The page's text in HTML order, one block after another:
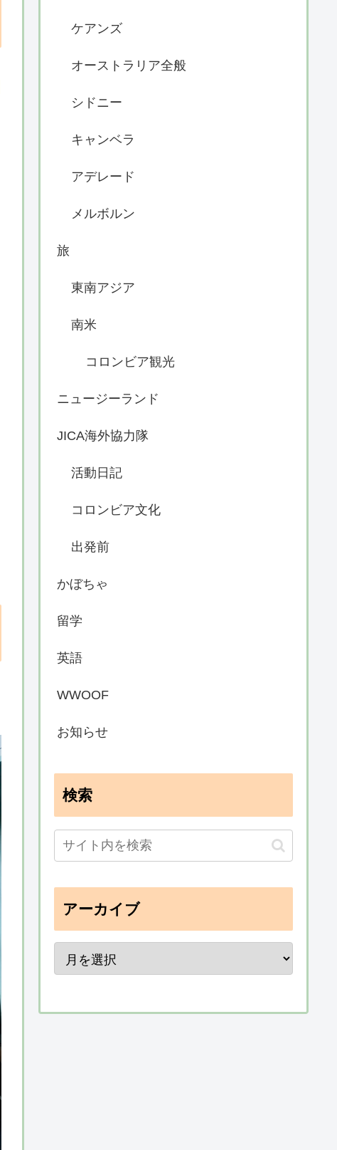
ケアンズ
オーストラリア全般
シドニー
キャンベラ
アデレード
メルボルン
旅
東南アジア
南米
コロンビア観光
ニュージーランド
JICA海外協力隊
活動日記
コロンビア文化
出発前
かぼちゃ
留学
英語
WWOOF
お知らせ
検索
アーカイブ